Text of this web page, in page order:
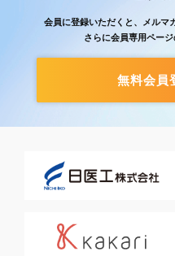
会員に登録いただくと、メルマ
さらに会員専用ページ
無料会員